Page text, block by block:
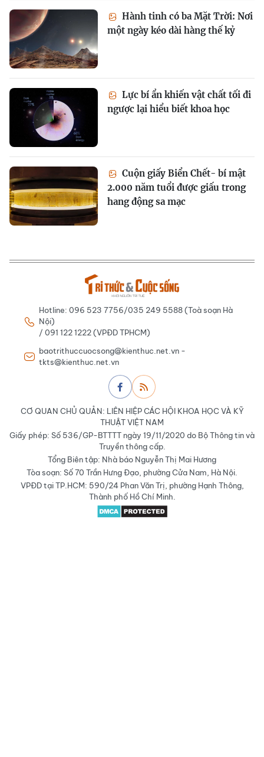
Hành tinh có ba Mặt Trời: Nơi
một ngày kéo dài hàng thế kỷ
Lực bí ẩn khiến vật chất tối đi
ngược lại hiểu biết khoa học
Cuộn giấy Biển Chết- bí mật
2.000 năm tuổi được giấu trong
hang động sa mạc
Hotline: 096 523 7756/035 249 5588 (Toà soạn Hà
Nội)
/ 091 122 1222 (VPĐD TPHCM)
baotrithuccuocsong@kienthuc.net.vn -
tkts@kienthuc.net.vn
CƠ QUAN CHỦ QUẢN: LIÊN HIỆP CÁC HỘI KHOA HỌC VÀ KỸ
THUẬT VIỆT NAM
Giấy phép: Số 536/GP-BTTTT ngày 19/11/2020 do Bộ Thông tin và
Truyền thông cấp.
Tổng Biên tập: Nhà báo Nguyễn Thị Mai Hương
Tòa soạn: Số 70 Trần Hưng Đạo, phường Cửa Nam, Hà Nội.
VPĐD tại TP.HCM: 590/24 Phan Văn Trị, phường Hạnh Thông,
Thành phố Hồ Chí Minh.